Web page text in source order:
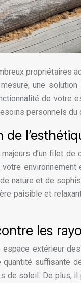
propriétaires
une
de votre
personnels du
de
majeurs d’un filet
nature et de
paisible et
les
extérieur
quantité suffisante
de soleil. De plus, il